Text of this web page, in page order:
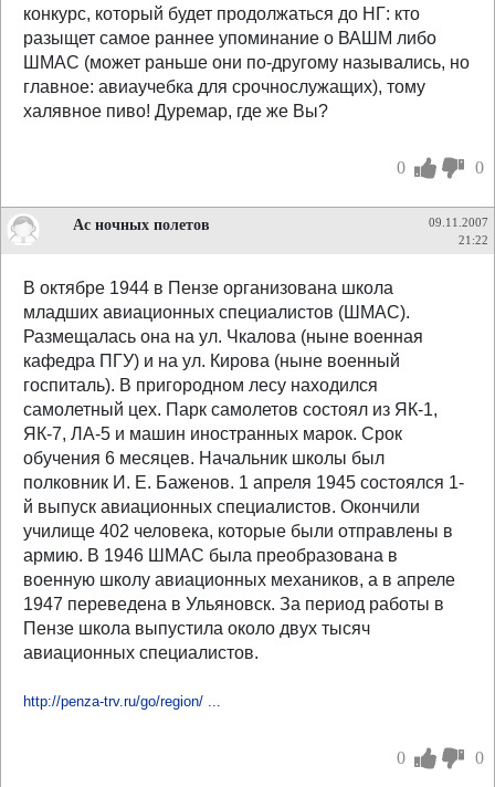
конкурс, который будет продолжаться до НГ: кто
разыщет самое раннее упоминание о ВАШМ либо
ШМАС (может раньше они по-другому назывались, но
главное: авиаучебка для срочнослужащих), тому
халявное пиво! Дуремар, где же Вы?
0 0
Ас ночных полетов
09.11.2007
21:22
В октябре 1944 в Пензе организована школа
младших авиационных специалистов (ШМАС).
Размещалась она на ул. Чкалова (ныне военная
кафедра ПГУ) и на ул. Кирова (ныне военный
госпиталь). В пригородном лесу находился
самолетный цех. Парк самолетов состоял из ЯК-1,
ЯК-7, ЛА-5 и машин иностранных марок. Срок
обучения 6 месяцев. Начальник школы был
полковник И. Е. Баженов. 1 апреля 1945 состоялся 1-
й выпуск авиационных специалистов. Окончили
училище 402 человека, которые были отправлены в
армию. В 1946 ШМАС была преобразована в
военную школу авиационных механиков, а в апреле
1947 переведена в Ульяновск. За период работы в
Пензе школа выпустила около двух тысяч
авиационных специалистов.
http://penza-trv.ru/go/region/ ...
0 0